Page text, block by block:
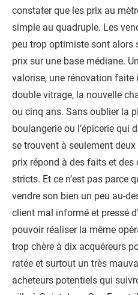
constater que les prix au
simple au quadruple. Les
peu trop optimiste sont alors
prix sur une base médiane.
valorise, une rénovation faite
double vitrage, la nouvelle
ou cinq ans. Sans oublier la
boulangerie ou l’épicerie qui
se trouvent à seulement
prix répond à des faits et
stricts. Et ce n’est pas parce
vendre son bien un peu au-
client mal informé et pressé
pouvoir réaliser la même
trop chère à dix acquéreurs
ratée et surtout un très
acheteurs potentiels qui